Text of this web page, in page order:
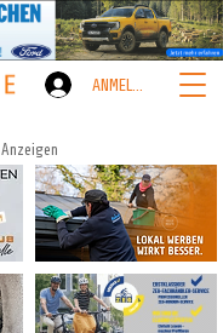
ANMELDEN
Anzeigen